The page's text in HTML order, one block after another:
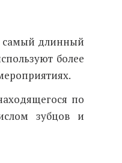
самый длинный
более
по
зубцов и